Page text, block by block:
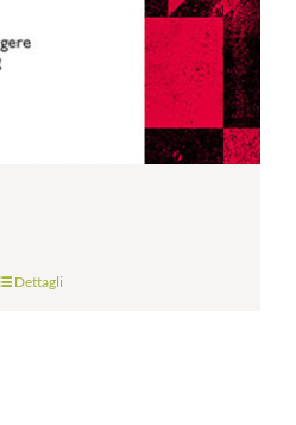
Dettagli